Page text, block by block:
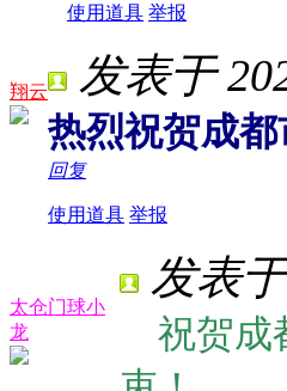
使用道具 举报
翔云 发表于
热烈祝贺成
回复
使用道具 举报
太仓门球小
龙
发表
祝贺成